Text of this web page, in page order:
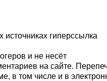
гиперссылка
и не несёт
на сайте.
в том числе и в